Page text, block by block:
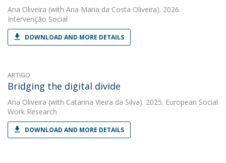
Ana Oliveira (with Ana Maria da Costa Oliveira). 2026.
Intervenção Social
DOWNLOAD AND MORE DETAILS
ARTIGO
Bridging the digital divide
Ana Oliveira (with Catarina Vieira da Silva). 2025. European Social
Work Research
DOWNLOAD AND MORE DETAILS